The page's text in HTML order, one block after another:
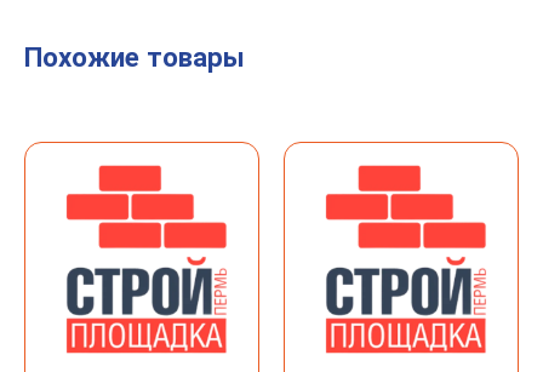
Похожие товары